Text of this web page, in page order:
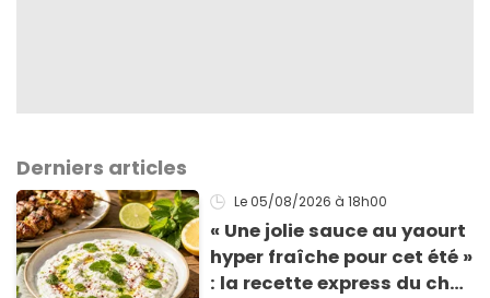
Derniers articles
Le 05/08/2026 à 18h00
« Une jolie sauce au yaourt
hyper fraîche pour cet été »
: la recette express du chef